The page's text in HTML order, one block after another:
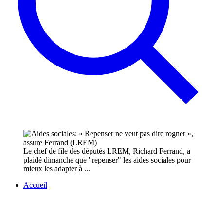
Le chef de file des députés LREM, Richard Ferrand, a
plaidé dimanche que "repenser" les aides sociales pour
mieux les adapter à ...
Accueil